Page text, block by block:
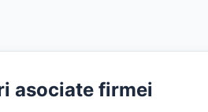
asociate firmei